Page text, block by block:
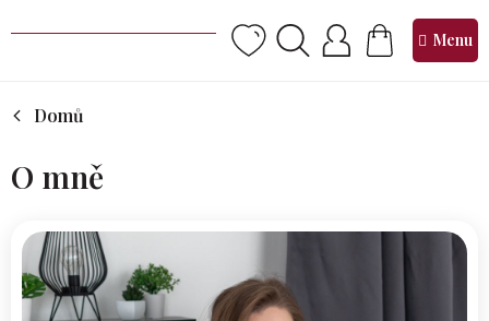
na
NÁKUPNÍ
KOŠÍK
Domů
O mně